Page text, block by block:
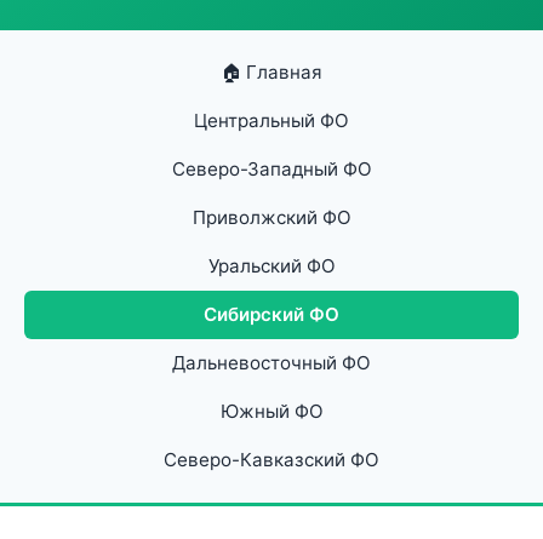
🏠 Главная
Центральный ФО
Северо-Западный ФО
Приволжский ФО
Уральский ФО
Сибирский ФО
Дальневосточный ФО
Южный ФО
Северо-Кавказский ФО